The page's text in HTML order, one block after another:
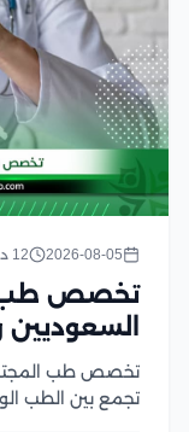
2026-08-05 12 دقائق قراءة
تخصص طب
السعوديين
تخصص طب
تجمع بين الطب